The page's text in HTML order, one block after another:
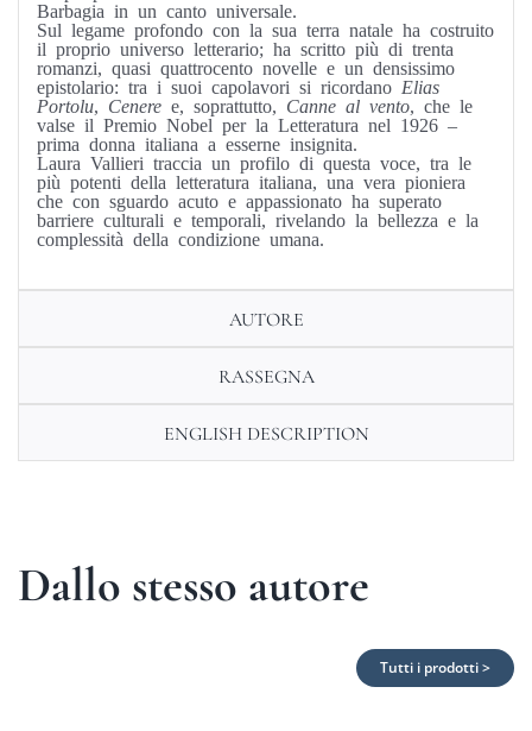
Barbagia in un canto universale.
Sul legame profondo con la sua terra natale ha costruito
il proprio universo letterario; ha scritto più di trenta
romanzi, quasi quattrocento novelle e un densissimo
epistolario: tra i suoi capolavori si ricordano Elias
Portolu, Ceneree, soprattutto, Canne al vento, che le
valse il Premio Nobel per la Letteratura nel 1926 –
prima donna italiana a esserne insignita.
Laura Vallieri traccia un profilo di questa voce, tra le
più potenti della letteratura italiana, una vera pioniera
che con sguardo acuto e appassionato ha superato
barriere culturali e temporali, rivelando la bellezza e la
complessità della condizione umana.
AUTORE
RASSEGNA
ENGLISH DESCRIPTION
Dallo stesso autore
Tutti i prodotti >